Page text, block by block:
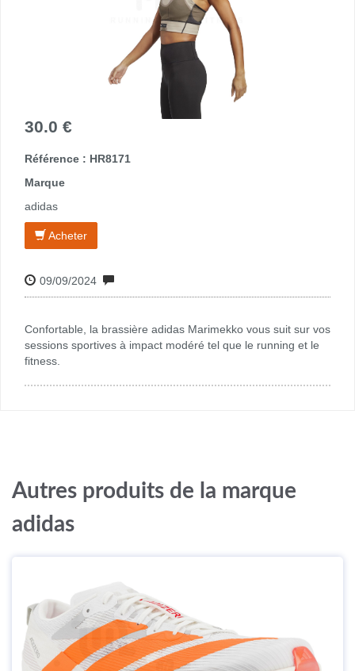
30.0 €
Référence : HR8171
Marque
adidas
Acheter
09/09/2024
Confortable, la brassière adidas Marimekko vous suit sur vos
sessions sportives à impact modéré tel que le running et le
fitness.
Autres produits de la marque
adidas